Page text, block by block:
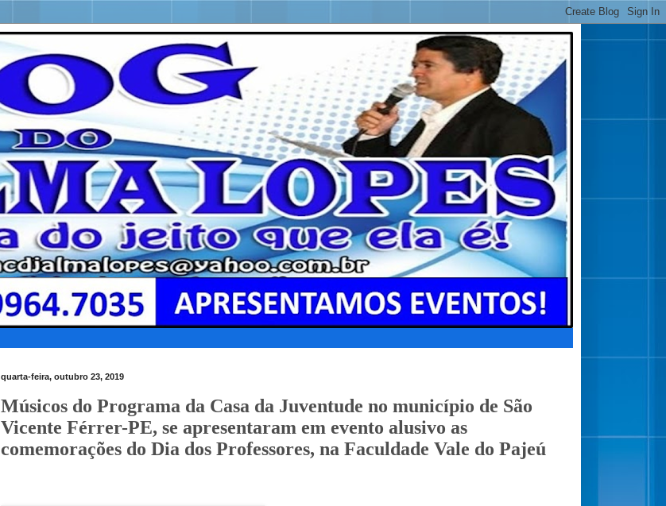
quarta-feira, outubro 23, 2019
Músicos do Programa da Casa da Juventude no município de São
Vicente Férrer-PE, se apresentaram em evento alusivo as
comemorações do Dia dos Professores, na Faculdade Vale do Pajeú